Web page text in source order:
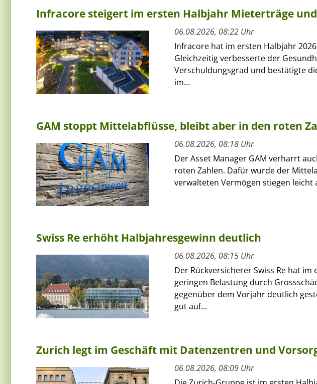
Infracore steigert im ersten Halbjahr Mieterträge
06.08.2026, 08:22 Uhr
Infracore hat im ersten Halbjahr
Gleichzeitig verbesserte der
Verschuldungsgrad und bestätigte
im...
GAM stoppt Mittelabflüsse, bleibt aber in den roten
06.08.2026, 08:18 Uhr
Der Asset Manager GAM verharrt
roten Zahlen. Dafür wurde der
verwalteten Vermögen stiegen leicht
Swiss Re erhöht Halbjahresgewinn deutlich
06.08.2026, 08:15 Uhr
Der Rückversicherer Swiss Re hat
geringen Belastung durch
gegenüber dem Vorjahr deutlich
gut auf...
Zurich legt im Geschäft mit Datenzentren und
06.08.2026, 08:09 Uhr